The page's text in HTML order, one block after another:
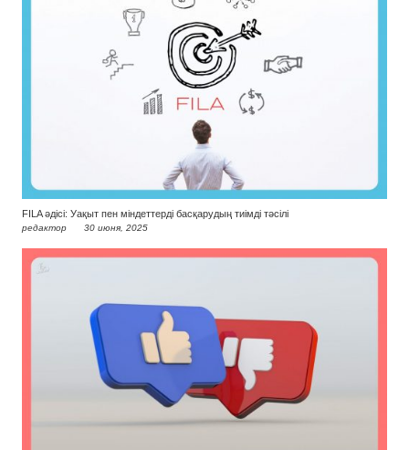
FILA әдісі: Уақыт пен міндеттерді басқарудың тиімді тәсілі
редактор 30 июня, 2025